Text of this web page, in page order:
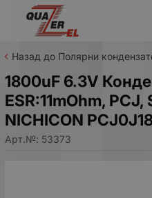
Назад до Полярни
1800uF 6.3V
ESR:11mOhm,
NICHICON
Арт.№: 53373